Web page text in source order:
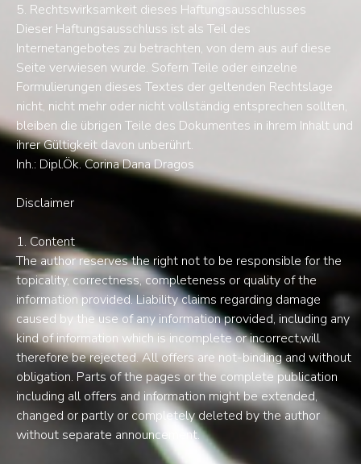
5. Rechtswirksamkeit dieses Haftungsausschlusses
Dieser Haftungsausschluss ist als Teil des
Internetangebotes zu betrachten, von dem aus auf diese
Seite verwiesen wurde. Sofern Teile oder einzelne
Formulierungen dieses Textes der geltenden Rechtslage
nicht, nicht mehr oder nicht vollständig entsprechen sollten,
bleiben die übrigen Teile des Dokumentes in ihrem Inhalt und
ihrer Gültigkeit davon unberührt.
Inh.: Dipl.Ök. Corina Dana Dragos
Disclaimer
1. Content
The author reserves the right not to be responsible for the
topicality, correctness, completeness or quality of the
information provided. Liability claims regarding damage
caused by the use of any information provided, including any
kind of information which is incomplete or incorrect,will
therefore be rejected. All offers are not-binding and without
obligation. Parts of the pages or the complete publication
including all offers and information might be extended,
changed or partly or completely deleted by the author
without separate announcement.